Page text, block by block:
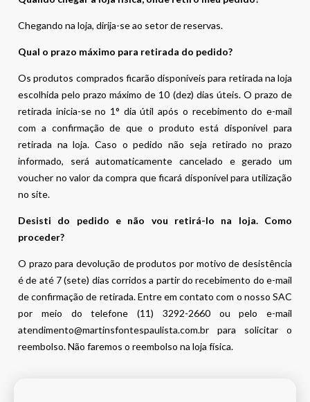
Chegando na loja, dirija-se ao setor de reservas.
Qual o prazo máximo para retirada do pedido?
Os produtos comprados ficarão disponíveis para retirada na loja
escolhida pelo prazo máximo de 10 (dez) dias úteis. O prazo de
retirada inicia-se no 1° dia útil após o recebimento do e-mail
com a confirmação de que o produto está disponível para
retirada na loja. Caso o pedido não seja retirado no prazo
informado, será automaticamente cancelado e gerado um
voucher no valor da compra que ficará disponível para utilização
no site.
Desisti do pedido e não vou retirá-lo na loja. Como
proceder?
O prazo para devolução de produtos por motivo de desistência
é de até 7 (sete) dias corridos a partir do recebimento do e-mail
de confirmação de retirada. Entre em contato com o nosso SAC
por meio do telefone (11) 3292-2660 ou pelo e-mail
atendimento@martinsfontespaulista.com.br para solicitar o
reembolso. Não faremos o reembolso na loja física.